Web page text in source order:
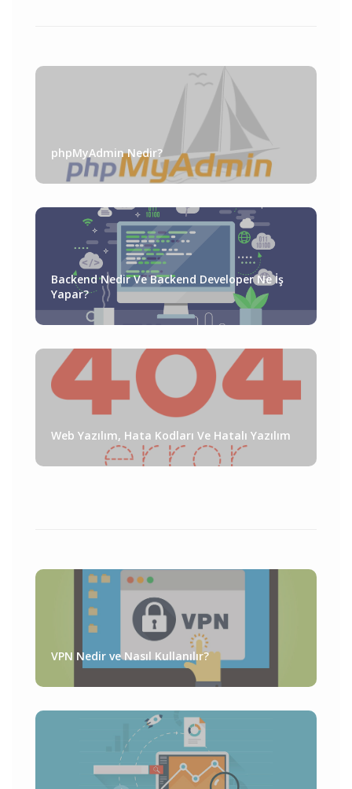
phpMyAdmin Nedir?
Backend Nedir Ve Backend Developer Ne İş
Yapar?
Web Yazılım, Hata Kodları Ve Hatalı Yazılım
VPN Nedir ve Nasıl Kullanılır?